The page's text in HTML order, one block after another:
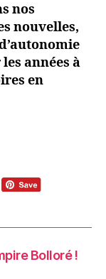
nos
nouvelles,
années à
en
Bolloré !